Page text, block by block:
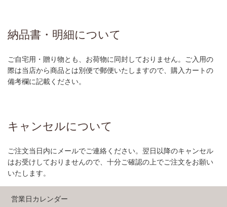
納品書・明細について
ご自宅用・贈り物とも、お荷物に同封しておりません。ご入用の
際は当店から商品とは別便で郵便いたしますので、購入カートの
備考欄に記載ください。
キャンセルについて
ご注文当日内にメールでご連絡ください。翌日以降のキャンセル
はお受けしておりませんので、十分ご確認の上でご注文をお願い
いたします。
営業日カレンダー